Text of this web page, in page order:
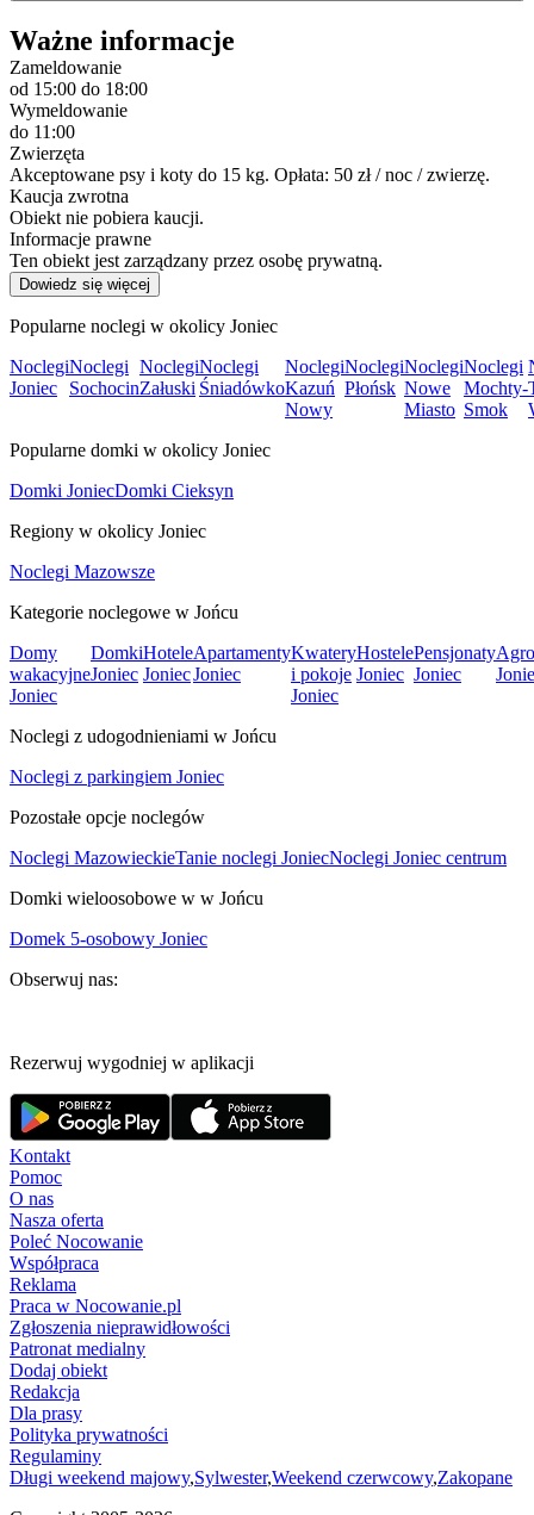
Ważne informacje
Zameldowanie
od 15:00 do 18:00
Wymeldowanie
do 11:00
Zwierzęta
Akceptowane psy i koty do 15 kg. Opłata: 50 zł / noc / zwierzę.
Kaucja zwrotna
Obiekt nie pobiera kaucji.
Informacje prawne
Ten obiekt jest zarządzany przez osobę prywatną.
Dowiedz się więcej
Popularne noclegi w okolicy Joniec
Noclegi
Joniec
Noclegi
Sochocin
Noclegi
Załuski
Noclegi
Śniadówko
Noclegi
Kazuń
Nowy
Noclegi
Płońsk
Noclegi
Nowe
Miasto
Noclegi
Mochty-
Smok
Popularne domki w okolicy Joniec
Domki JoniecDomki Cieksyn
Regiony w okolicy Joniec
Noclegi Mazowsze
Kategorie noclegowe w Jońcu
Domy
wakacyjne
Joniec
Domki
Joniec
Hotele
Joniec
Apartamenty
Joniec
Kwatery
i pokoje
Joniec
Hostele
Joniec
Pensjonaty
Joniec
Noclegi z udogodnieniami w Jońcu
Noclegi z parkingiem Joniec
Pozostałe opcje noclegów
Noclegi MazowieckieTanie noclegi JoniecNoclegi Joniec centrum
Domki wieloosobowe w w Jońcu
Domek 5-osobowy Joniec
Obserwuj nas:
Rezerwuj wygodniej w aplikacji
Kontakt
Pomoc
O nas
Nasza oferta
Poleć Nocowanie
Współpraca
Reklama
Praca w Nocowanie.pl
Zgłoszenia nieprawidłowości
Patronat medialny
Dodaj obiekt
Redakcja
Dla prasy
Polityka prywatności
Regulaminy
Długi weekend majowy,Sylwester,Weekend czerwcowy,Zakopane